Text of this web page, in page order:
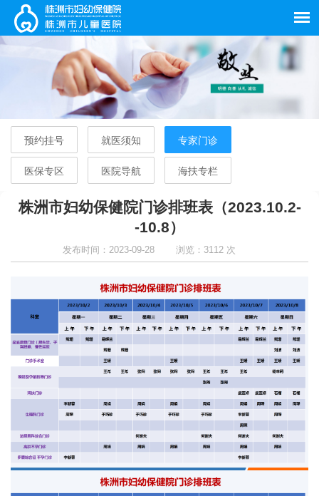
预约挂号 就医须知 专家门诊
医保专区 医院导航 海扶专栏
株洲市妇幼保健院门诊排班表（2023.10.2-
-10.8）
发布时间：2023-09-28 浏览：3112 次